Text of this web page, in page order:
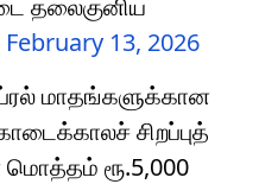
February 13, 2026
மாதங்களுக்கான
சிறப்புத்
மொத்தம் ரூ.5,000